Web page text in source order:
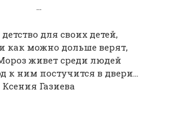
...
для своих детей,
как можно дольше верят,
живет среди людей
к ним постучится в двери...
Ксения Газиева